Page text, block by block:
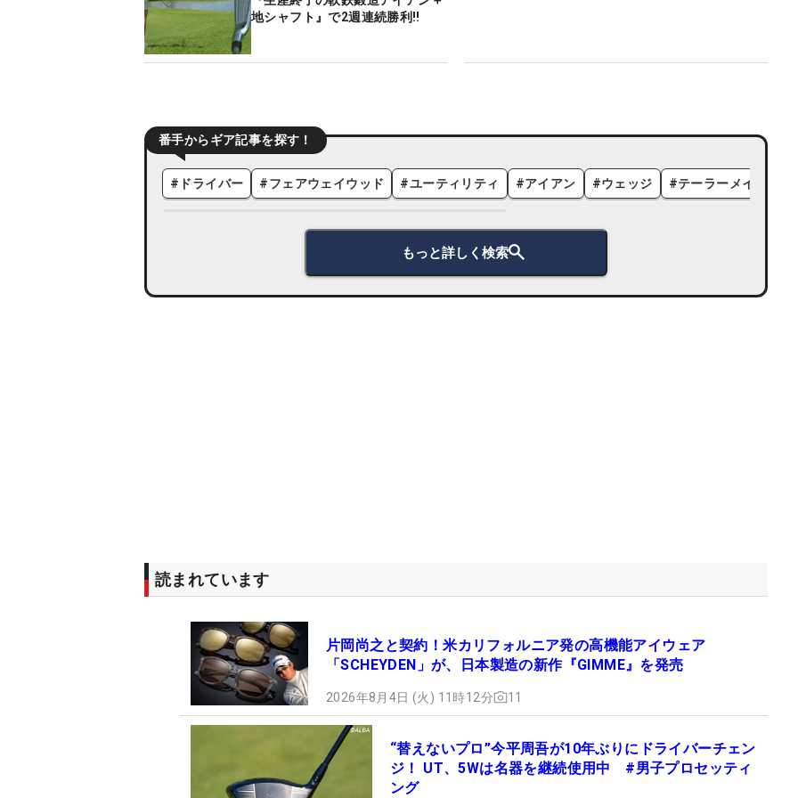
地シャフト』で2週連続勝利‼
番手からギア記事を探す！
# ドライバー #フェアウェイウッド #ユーティリティ #アイアン #ウェッジ #テーラーメイド
もっと詳しく検索
読まれています
片岡尚之と契約！米カリフォルニア発の高機能アイウェア
「SCHEYDEN」が、日本製造の新作『GIMME』を発売
2026年8月4日 (火) 11時12分 11
“替えないプロ”今平周吾が10年ぶりにドライバーチェン
ジ！ UT、5Wは名器を継続使用中 #男子プロセッティ
ング